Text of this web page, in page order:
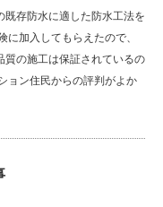
存防水に適した防水工法を
加入してもらえたので、
質の施工は保証されているの
ョン住民からの評判がよか